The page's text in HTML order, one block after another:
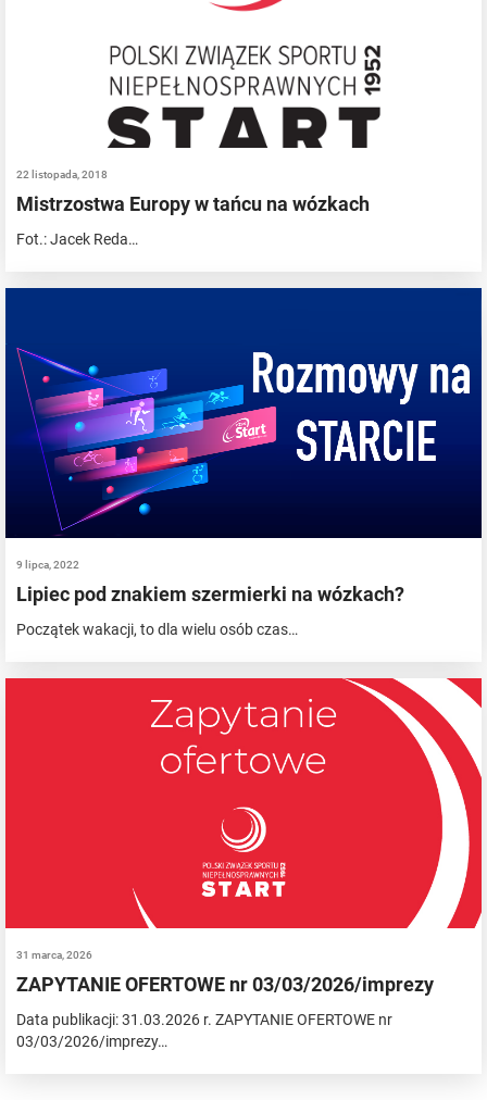
22 listopada, 2018
Mistrzostwa Europy w tańcu na wózkach
Fot.: Jacek Reda…
9 lipca, 2022
Lipiec pod znakiem szermierki na wózkach?
Początek wakacji, to dla wielu osób czas…
31 marca, 2026
ZAPYTANIE OFERTOWE nr 03/03/2026/imprezy
Data publikacji: 31.03.2026 r. ZAPYTANIE OFERTOWE nr
03/03/2026/imprezy…